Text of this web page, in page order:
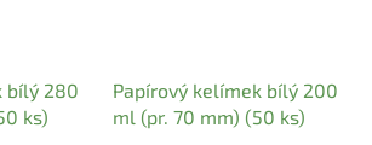
bílý 280
ks)
Papírový kelímek bílý 200
ml (pr. 70 mm) (50 ks)